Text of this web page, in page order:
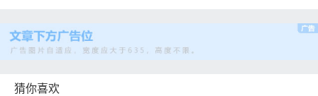
猜你喜欢